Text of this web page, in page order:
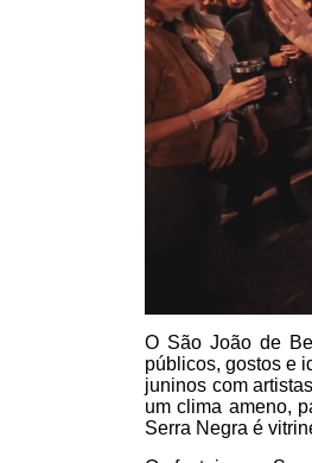
O São João de
públicos, gostos e
juninos com
um clima ameno,
Serra Negra é